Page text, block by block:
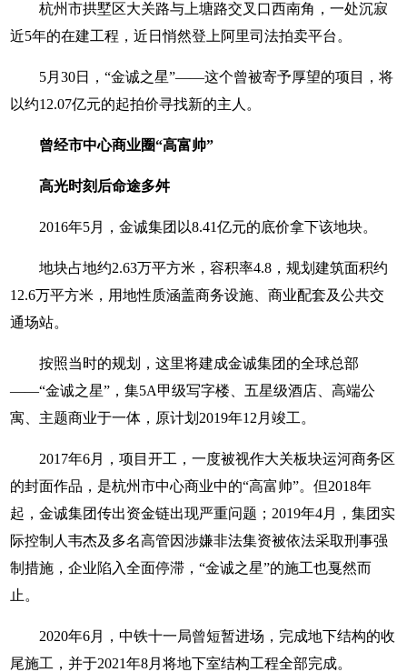
杭州市拱墅区大关路与上塘路交叉口西南角，一处沉寂
近5年的在建工程，近日悄然登上阿里司法拍卖平台。
5月30日，“金诚之星”——这个曾被寄予厚望的项目，将
以约12.07亿元的起拍价寻找新的主人。
曾经市中心商业圈“高富帅”
高光时刻后命途多舛
2016年5月，金诚集团以8.41亿元的底价拿下该地块。
地块占地约2.63万平方米，容积率4.8，规划建筑面积约
12.6万平方米，用地性质涵盖商务设施、商业配套及公共交
通场站。
按照当时的规划，这里将建成金诚集团的全球总部
——“金诚之星”，集5A甲级写字楼、五星级酒店、高端公
寓、主题商业于一体，原计划2019年12月竣工。
2017年6月，项目开工，一度被视作大关板块运河商务区
的封面作品，是杭州市中心商业中的“高富帅”。但2018年
起，金诚集团传出资金链出现严重问题；2019年4月，集团实
际控制人韦杰及多名高管因涉嫌非法集资被依法采取刑事强
制措施，企业陷入全面停滞，“金诚之星”的施工也戛然而
止。
2020年6月，中铁十一局曾短暂进场，完成地下结构的收
尾施工，并于2021年8月将地下室结构工程全部完成。